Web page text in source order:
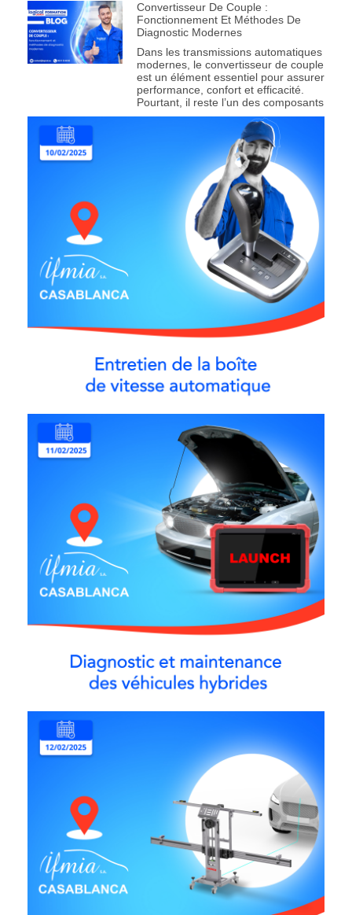
Convertisseur De Couple :
Fonctionnement Et Méthodes De
Diagnostic Modernes
Dans les transmissions automatiques
modernes, le convertisseur de couple
est un élément essentiel pour assurer
performance, confort et efficacité.
Pourtant, il reste l’un des composants